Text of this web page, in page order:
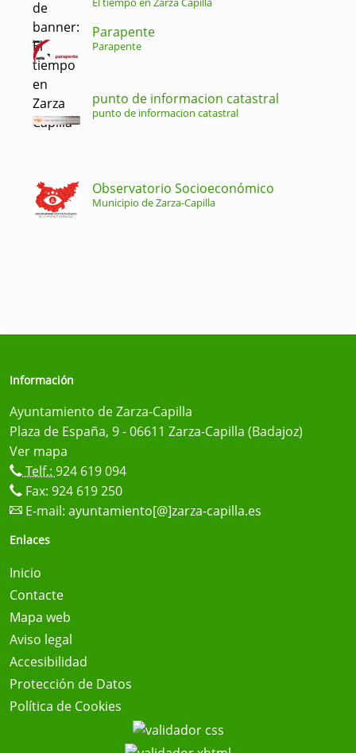
Parapente
Parapente
punto de informacion catastral
punto de informacion catastral
Observatorio Socioeconómico
Municipio de Zarza-Capilla
Información
Ayuntamiento de Zarza-Capilla
Plaza de España, 9 - 06611 Zarza-Capilla (Badajoz)
Ver mapa
Telf.: 924 619 094
Fax: 924 619 250
E-mail: ayuntamiento[@]zarza-capilla.es
Enlaces
Inicio
Contacte
Mapa web
Aviso legal
Accesibilidad
Protección de Datos
Política de Cookies